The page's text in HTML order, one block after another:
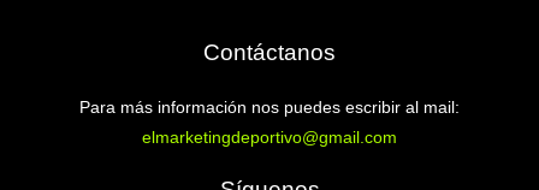
Contáctanos
Para más información nos puedes escribir al mail:
elmarketingdeportivo@gmail.com